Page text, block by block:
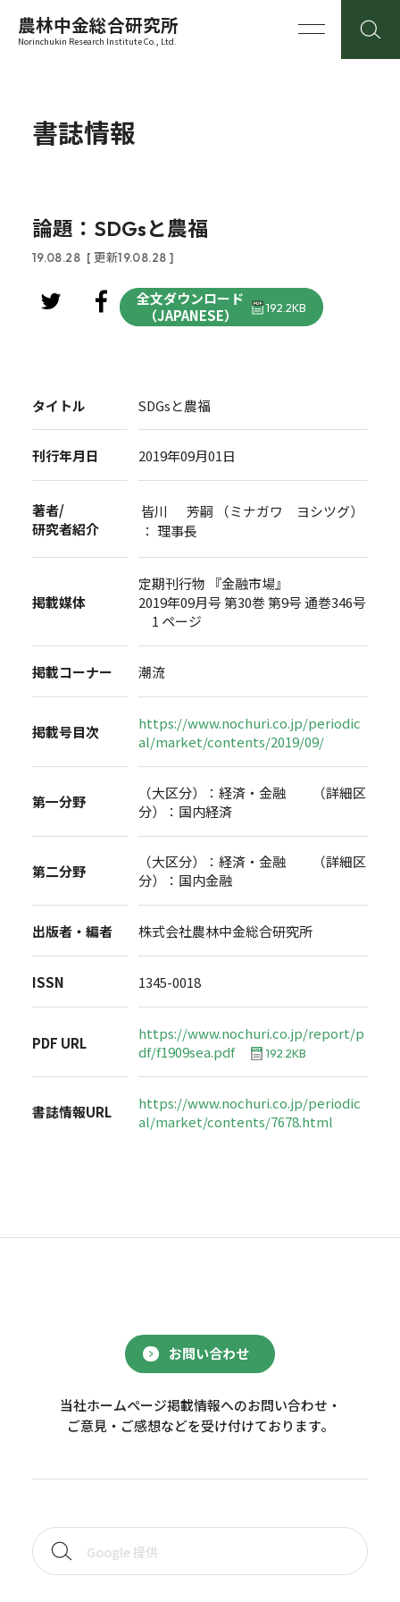
農林中金総合研究所
Norinchukin Research Institute Co., Ltd.
書誌情報
論題：SDGsと農福
19.08.28 [ 更新19.08.28 ]
全文ダウンロード
（JAPANESE）
192.2KB
タイトル SDGsと農福
刊行年月日 2019年09月01日
著者/
研究者紹介
皆川 芳嗣 （ミナガワ ヨシツグ）
： 理事長
掲載媒体
定期刊行物 『金融市場』
2019年09月号 第30巻 第9号 通巻346号
1 ページ
掲載コーナー 潮流
掲載号目次
https://www.nochuri.co.jp/periodic
al/market/contents/2019/09/
第一分野
（大区分）：経済・金融 （詳細区
分）：国内経済
第二分野
（大区分）：経済・金融 （詳細区
分）：国内金融
出版者・編者 株式会社農林中金総合研究所
ISSN 1345-0018
PDF URL
https://www.nochuri.co.jp/report/p
df/f1909sea.pdf
192.2KB
書誌情報URL
https://www.nochuri.co.jp/periodic
al/market/contents/7678.html
お問い合わせ
当社ホームページ掲載情報へのお問い合わせ・
ご意見・ご感想などを受け付けております。